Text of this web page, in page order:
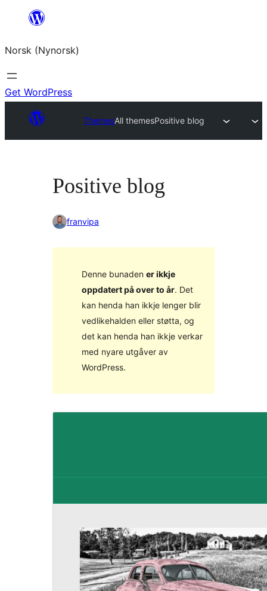
content
Norsk (Nynorsk)
Get WordPress
ThemesAll themesPositive blog
Positive blog
franvipa
Denne bunaden er ikkje
oppdatert på over to år. Det
kan henda han ikkje lenger blir
vedlikehalden eller støtta, og
det kan henda han ikkje verkar
med nyare utgåver av
WordPress.